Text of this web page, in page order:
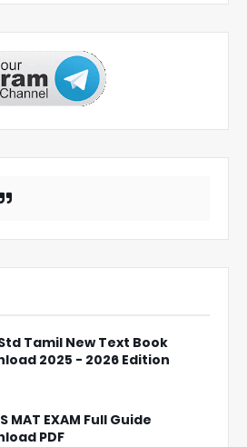
Tamil New Text Book
2025 - 2026 Edition
MAT EXAM Full Guide
PDF